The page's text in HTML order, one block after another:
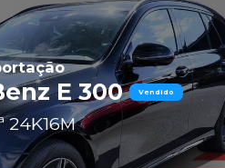
E 300 Vendido
24K16M